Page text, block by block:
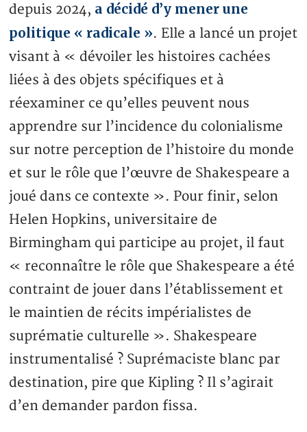
depuis 2024, a décidé d’y mener une
politique « radicale ». Elle a lancé un projet
visant à « dévoiler les histoires cachées
liées à des objets spécifiques et à
réexaminer ce qu’elles peuvent nous
apprendre sur l’incidence du colonialisme
sur notre perception de l’histoire du monde
et sur le rôle que l’œuvre de Shakespeare a
joué dans ce contexte ». Pour finir, selon
Helen Hopkins, universitaire de
Birmingham qui participe au projet, il faut
« reconnaître le rôle que Shakespeare a été
contraint de jouer dans l’établissement et
le maintien de récits impérialistes de
suprématie culturelle ». Shakespeare
instrumentalisé ? Suprémaciste blanc par
destination, pire que Kipling ? Il s’agirait
d’en demander pardon fissa.